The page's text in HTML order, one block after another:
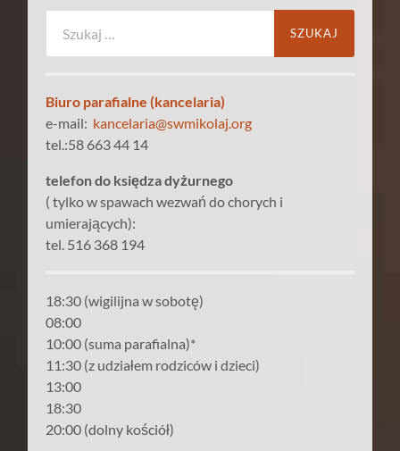
Biuro parafialne (kancelaria)
e-mail: kancelaria@swmikolaj.org
tel.:58 663 44 14
telefon do księdza dyżurnego
( tylko w spawach wezwań do chorych i
umierających):
tel. 516 368 194
18:30 (wigilijna w sobotę)
08:00
10:00 (suma parafialna)*
11:30 (z udziałem rodziców i dzieci)
13:00
18:30
20:00 (dolny kościół)